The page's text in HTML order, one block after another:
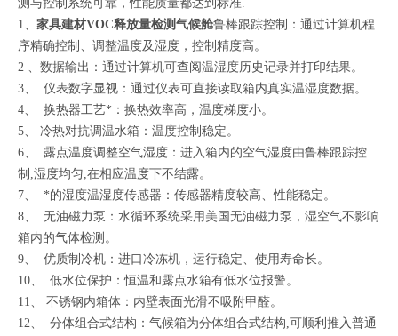
测与控制系统可靠，性能质量都达到标准.
1、 家具建材VOC释放量检测气候舱鲁棒跟踪控制：通过计算机程
序精确控制、调整温度及湿度，控制精度高。
2 、数据输出：通过计算机可查阅温湿度历史记录并打印结果。
3、 仪表数字显视：通过仪表可直接读取箱内真实温湿度数据。
4、 换热器工艺*：换热效率高，温度梯度小。
5、 冷热对抗调温水箱：温度控制稳定。
6、 露点温度调整空气湿度：进入箱内的空气湿度由鲁棒跟踪控
制,湿度均匀,在相应温度下不结露。
7、 *的湿度温湿度传感器：传感器精度较高、性能稳定。
8、 无油磁力泵：水循环系统采用美国无油磁力泵，湿空气不影响
箱内的气体检测。
9、 优质制冷机：进口冷冻机，运行稳定、使用寿命长。
10、 低水位保护：恒温和露点水箱有低水位报警。
11、 不锈钢内箱体：内壁表面光滑不吸附甲醛。
12、 分体组合式结构：气候箱为分体组合式结构,可顺利推入普通